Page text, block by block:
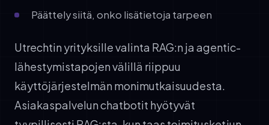
Päättely siitä, onko lisätietoja tarpeen
Utrechtin yrityksille valinta RAG:n ja agentic-
lähestymistapojen välillä riippuu
käyttöjärjestelmän monimutkaisuudesta.
Asiakaspalvelun chatbotit hyötyvät